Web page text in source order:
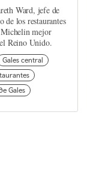
Ward, jefe de
de los restaurantes
Michelin mejor
Reino Unido.
Gales central
Gales